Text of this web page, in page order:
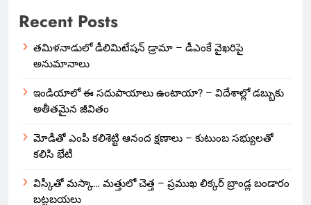
Recent Posts
తమిళనాడులో డీలిమిటేషన్ డ్రామా – డీఎంకే వైఖరిపై
అనుమానాలు
ఇండియాలో‌ ఈ సదుపాయాలు ఉంటాయా? – విదేశాల్లో డబ్బుకు
అతీతమైన జీవితం
మోడీతో ఎంపీ కలిశెట్టి ఆనంద క్షణాలు – కుటుంబ సభ్యులతో
కలిసి భేటీ
విస్కీతో మస్కా… మత్తులో చెత్త – ప్రముఖ లిక్కర్ బ్రాండ్ల బండారం
బట్టబయలు